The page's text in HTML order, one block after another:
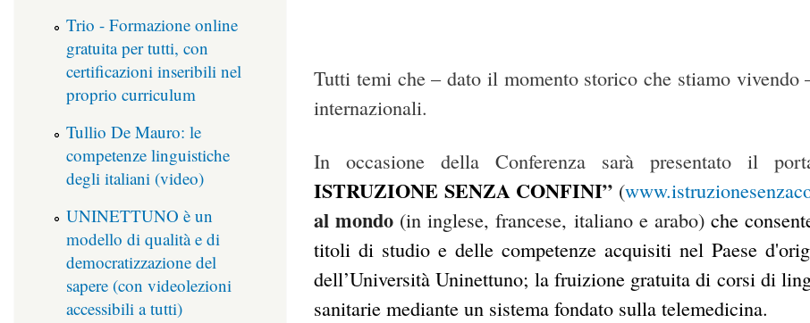
Tutti temi che – dato il momento storico che stiamo
internazionali.
In occasione della Conferenza sarà presentato il
ISTRUZIONE SENZA CONFINI” (
al mondo (in inglese, francese, italiano e arabo) che
titoli di studio e delle competenze acquisiti nel Paese
dell’Università Uninettuno; la fruizione gratuita di corsi di
sanitarie mediante un sistema fondato sulla telemedicina.
Trio - Formazione online
gratuita per tutti, con
certificazioni inseribili nel
proprio curriculum
Tullio De Mauro: le
competenze linguistiche
degli italiani (video)
UNINETTUNO è un
modello di qualità e di
democratizzazione del
sapere (con videolezioni
accessibili a tutti)